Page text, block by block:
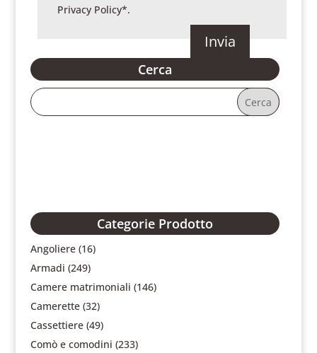
Privacy Policy*.
Cerca
Categorie Prodotto
Angoliere (16)
Armadi (249)
Camere matrimoniali (146)
Camerette (32)
Cassettiere (49)
Comò e comodini (233)